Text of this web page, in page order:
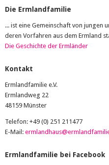
Die Ermlandfamilie
... ist eine Gemeinschaft von jungen
deren Vorfahren aus dem Ermland
Die Geschichte der Ermländer
Kontakt
Ermlandfamilie e.V.
Ermlandweg 22
48159 Münster
Telefon: +49 (0) 251 211477
E-Mail:
Ermlandfamilie bei Facebook